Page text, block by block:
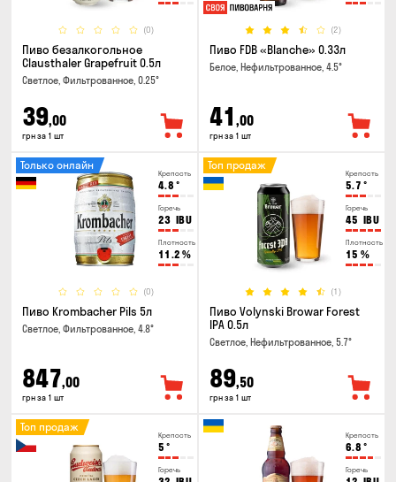
(0)
Пиво безалкогольное
Clausthaler Grapefruit 0.5л
Светлое, Фильтрованное, 0.25°
39,00
грн за 1 шт
(2)
Пиво FDB «Blanche» 0.33л
Белое, Нефильтрованное, 4.5°
41 ,00
грн за 1 шт
Крепость
4.8 °
Горечь
23 IBU
Плотность
11.2 %
(0)
Только онлайн
Пиво Krombacher Pils 5л
Светлое, Фильтрованное, 4.8°
847,00
грн за 1 шт
Крепость
5.7 °
Горечь
45 IBU
Плотность
15 %
(1)
Топ продаж
Пиво Volynski Browar Forest
IPA 0.5л
Светлое, Нефильтрованное, 5.7°
89,50
грн за 1 шт
Крепость
5 °
Горечь
Топ продаж
Крепость
6.8 °
Горечь